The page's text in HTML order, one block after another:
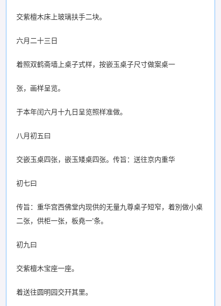
交紫檀木床上玻璃扶手二块。
六月二十三日
着照双鹤斋墙上桌子式样，按嵌玉桌子尺寸做案桌一
张，画样呈览。
于本年闰六月十九日呈览照样准做。
八月初五曰
交嵌玉桌四张，嵌玉矮桌四张。传旨：送往京内重华
初七曰
传旨：重华宫西佛堂内现供的无量九尊桌子短窄，着別做小桌
二张，供柜一张，板堯一'条。
初九曰
交紫檀木宝座一座。
着送往圆明园交幵其里。